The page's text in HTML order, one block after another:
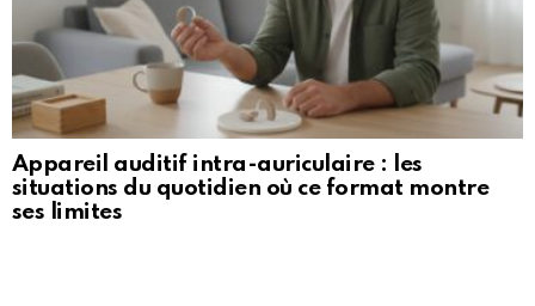
Appareil auditif intra-auriculaire : les
situations du quotidien où ce format montre
ses limites